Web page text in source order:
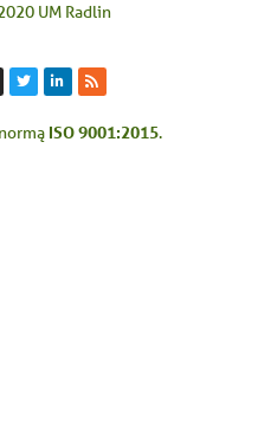
UM Radlin
ISO 9001:2015.